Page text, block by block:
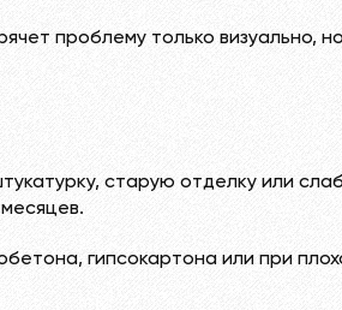
проблему только визуально,
старую отделку или
гипсокартона или при